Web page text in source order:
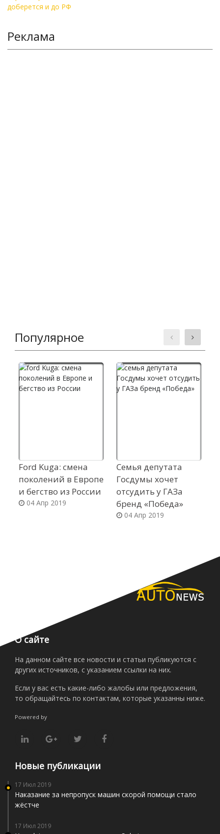
Реклама
Популярное
Ford Kuga: смена
поколений в Европе
и бегство из России
04 Апр 2019
Семья депутата
Госдумы хочет
отсудить у ГАЗа
бренд «Победа»
04 Апр 2019
О сайте
На данном сайте все новости и статьи публикуются с
других источников, с указанием ссылки на них.
Если у вас есть какие-либо жалобы или предложения,
то обращайтесь по контактам, которые указанны ниже.
Powered by
Новые публикации
17 Июл 2019
Наказание за непропуск машин скорой помощи стало
жёстче
17 Июл 2019